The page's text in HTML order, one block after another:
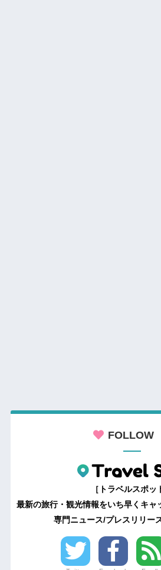
FOLLOW
［トラベルスポッ
最新の旅行・観光情報をいち早くキャ
専門ニュース/プレスリリー